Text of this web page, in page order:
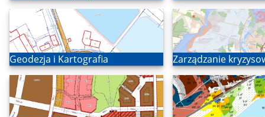
Otwórz
Geodezja i Kartografia Otwórz
Zarządzanie